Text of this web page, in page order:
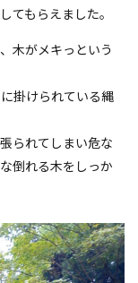
てもらえました。
木がメキっという
掛けられている縄
られてしまい危な
倒れる木をしっか